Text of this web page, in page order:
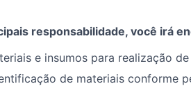
responsabilidade, você irá
e insumos para realização
de materiais conforme